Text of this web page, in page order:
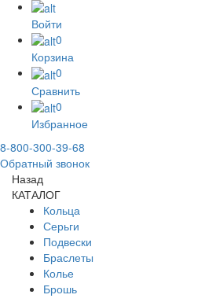
Войти
0
Корзина
0
Сравнить
0
Избранное
8-800-300-39-68
Обратный звонок
Назад
КАТАЛОГ
Кольца
Серьги
Подвески
Браслеты
Колье
Брошь